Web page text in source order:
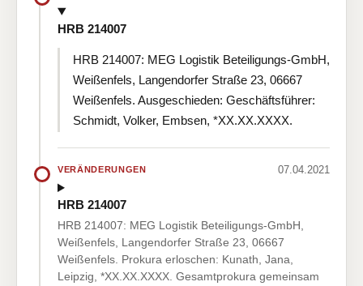
HRB 214007
HRB 214007: MEG Logistik Beteiligungs-GmbH,
Weißenfels, Langendorfer Straße 23, 06667
Weißenfels. Ausgeschieden: Geschäftsführer:
Schmidt, Volker, Embsen, *XX.XX.XXXX.
VERÄNDERUNGEN 07.04.2021
HRB 214007
HRB 214007: MEG Logistik Beteiligungs-GmbH,
Weißenfels, Langendorfer Straße 23, 06667
Weißenfels. Prokura erloschen: Kunath, Jana,
Leipzig, *XX.XX.XXXX. Gesamtprokura gemeinsam